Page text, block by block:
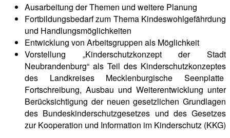
Ausarbeitung der Themen und weitere Planung
Fortbildungsbedarf zum Thema Kindeswohlgefährdung
und Handlungsmöglichkeiten
Entwicklung von Arbeitsgruppen als Möglichkeit
Vorstellung „Kinderschutzkonzept der Stadt
Neubrandenburg“ als Teil des Kinderschutzkonzeptes
des Landkreises Mecklenburgische Seenplatte
Fortschreibung, Ausbau und Weiterentwicklung unter
Berücksichtigung der neuen gesetzlichen Grundlagen
des Bundeskinderschutzgesetzes und des Gesetzes
zur Kooperation und Information im Kinderschutz (KKG)